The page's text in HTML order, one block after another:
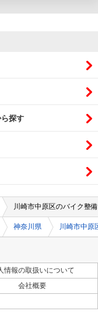
探す
川崎市中原区のバイク整
神奈川県 川崎市中原
情報の取扱いについて
会社概要